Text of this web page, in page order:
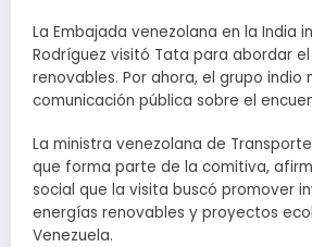
La Embajada venezolana en la India
Rodríguez visitó Tata para abordar
renovables. Por ahora, el grupo indio
comunicación pública sobre el
La ministra venezolana de
que forma parte de la comitiva,
social que la visita buscó promover
energías renovables y proyectos
Venezuela.